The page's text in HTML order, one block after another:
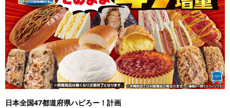
日本全国47都道府県ハピろー！計画